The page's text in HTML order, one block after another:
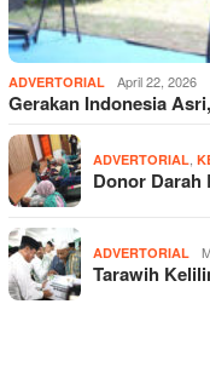
ADVERTORIAL April 22, 2026
Gerakan Indonesia
ADVERTORIAL
Donor Darah
ADVERTORIAL
Tarawih